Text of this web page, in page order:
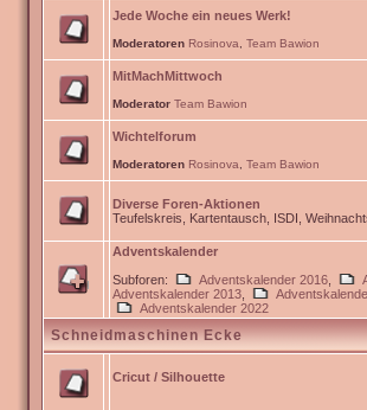
Jede Woche ein neues Werk!
Moderatoren Rosinova Team Bawion
MitMachMittwoch
Moderator Team Bawion
Wichtelforum
Moderatoren Rosinova Team Bawion
Diverse Foren-Aktionen
Teufelskreis, Kartentausch, ISDI,
Adventskalender
Subforen:
Adventskalender 2016
Adventskalender 2013
Adventskalender 2022
Schneidmaschinen Ecke
Cricut / Silhouette